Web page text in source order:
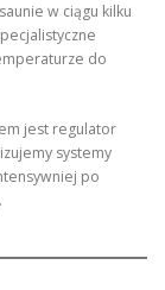
w ciągu kilku
do
jest regulator
systemy
po